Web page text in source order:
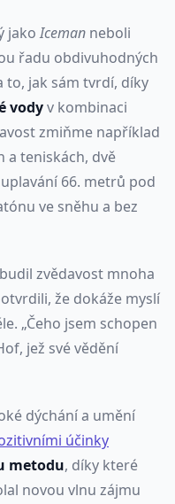
jakoIceman neboli
řadu obdivuhodných
to, jak sám tvrdí, díky
vodyv kombinaci
zmiňme například
a teniskách, dvě
66. metrů pod
ve sněhu a bez
zvědavost mnoha
že dokáže myslí
„Čeho jsem schopen
jež své vědění
dýchání a umění
účinky
metodu, díky které
novou vlnu zájmu